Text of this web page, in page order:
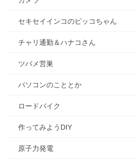
セキセイインコのピッコちゃん
チャリ通勤＆ハナコさん
ツバメ営巣
パソコンのこととか
ロードバイク
作ってみようDIY
原子力発電